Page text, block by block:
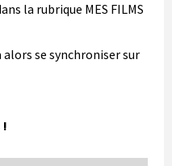
la rubrique MES FILMS
alors se synchroniser sur
!